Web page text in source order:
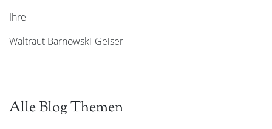
Ihre
Waltraut Barnowski-Geiser
Alle Blog Themen